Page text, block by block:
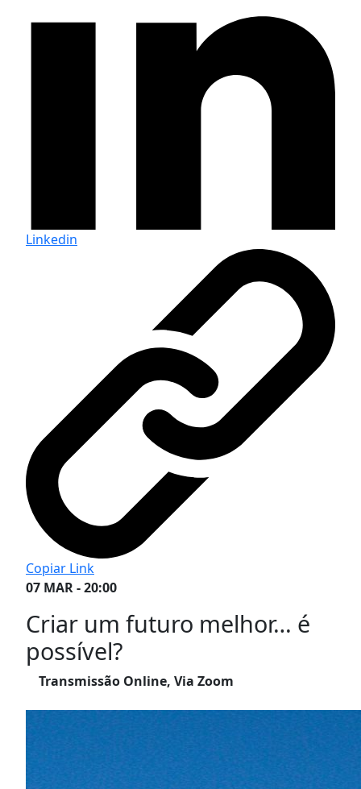
Linkedin
Copiar Link
07 MAR - 20:00
Criar um futuro melhor… é
possível?
Transmissão Online, Via Zoom